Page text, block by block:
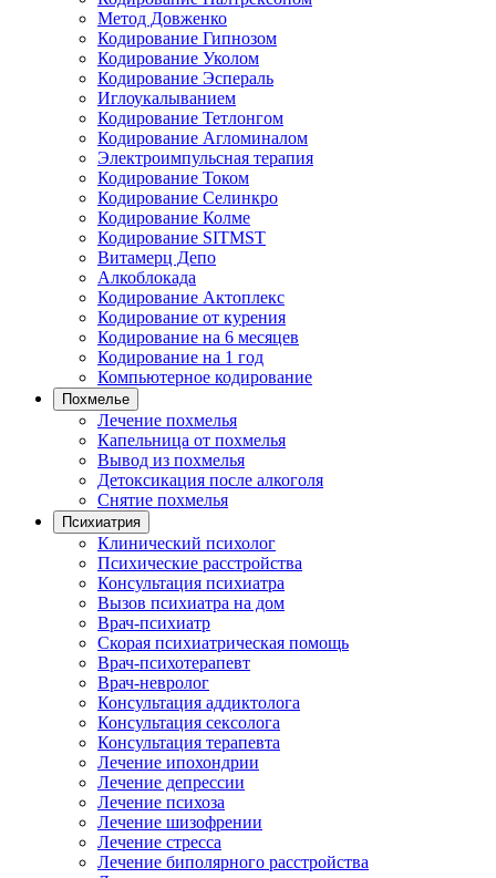
Метод Довженко
Кодирование Гипнозом
Кодирование Уколом
Кодирование Эспераль
Иглоукалыванием
Кодирование Тетлонгом
Кодирование Агломиналом
Электроимпульсная терапия
Кодирование Током
Кодирование Селинкро
Кодирование Колме
Кодирование SITMST
Витамерц Депо
Алкоблокада
Кодирование Актоплекс
Кодирование от курения
Кодирование на 6 месяцев
Кодирование на 1 год
Компьютерное кодирование
Похмелье
Лечение похмелья
Капельница от похмелья
Вывод из похмелья
Детоксикация после алкоголя
Снятие похмелья
Психиатрия
Клинический психолог
Психические расстройства
Консультация психиатра
Вызов психиатра на дом
Врач-психиатр
Скорая психиатрическая помощь
Врач-психотерапевт
Врач-невролог
Консультация аддиктолога
Консультация сексолога
Консультация терапевта
Лечение ипохондрии
Лечение депрессии
Лечение психоза
Лечение шизофрении
Лечение стресса
Лечение биполярного расстройства